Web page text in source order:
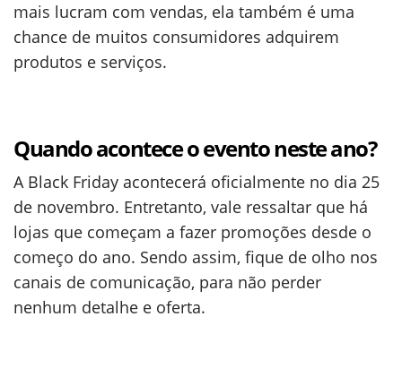
mais lucram com vendas, ela também é uma
chance de muitos consumidores adquirem
produtos e serviços.
Quando acontece o evento neste ano?
A Black Friday acontecerá oficialmente no dia 25
de novembro. Entretanto, vale ressaltar que há
lojas que começam a fazer promoções desde o
começo do ano. Sendo assim, fique de olho nos
canais de comunicação, para não perder
nenhum detalhe e oferta.